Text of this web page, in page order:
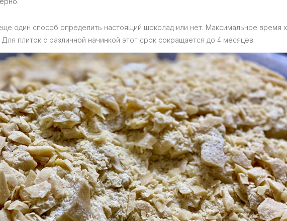
один способ определить настоящий шоколад или нет. Максимальное время
плиток с различной начинкой этот срок сокращается до 4 месяцев.